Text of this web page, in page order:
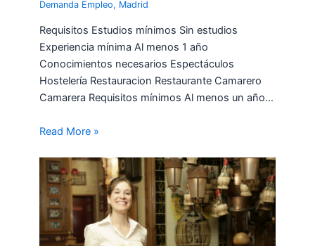
Demanda Empleo, Madrid
Requisitos Estudios mínimos Sin estudios
Experiencia mínima Al menos 1 año
Conocimientos necesarios Espectáculos
Hostelería Restauracion Restaurante Camarero
Camarera Requisitos mínimos Al menos un año…
Read More »